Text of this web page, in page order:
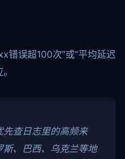
错误超100次”或“平均延迟
先查日志里的高频来
、巴西、乌克兰等地